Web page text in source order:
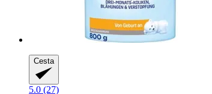
Cesta
5.0 (27)